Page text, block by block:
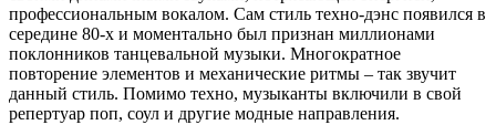
профессиональным вокалом. Сам стиль техно-дэнс появился в
середине 80-х и моментально был признан миллионами
поклонников танцевальной музыки. Многократное
повторение элементов и механические ритмы – так звучит
данный стиль. Помимо техно, музыканты включили в свой
репертуар поп, соул и другие модные направления.